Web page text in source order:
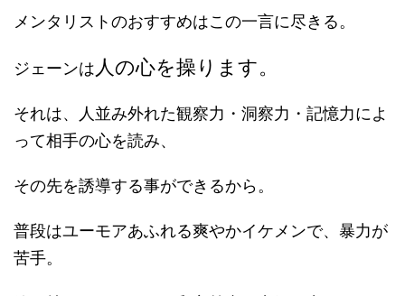
メンタリストのおすすめはこの一言に尽きる。
ジェーンは 人の心を操ります。
それは、人並み外れた観察力・洞察力・記憶力によ
って相手の心を読み、
その先を誘導する事ができるから。
普段はユーモアあふれる爽やかイケメンで、暴力が
苦手。